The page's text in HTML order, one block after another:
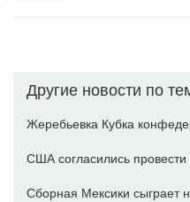
Другие новости по
Жеребьевка Кубка
США согласились
Сборная Мексики сыграет